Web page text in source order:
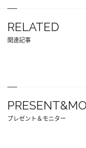
RELATED
関連記事
プレゼント＆モニター